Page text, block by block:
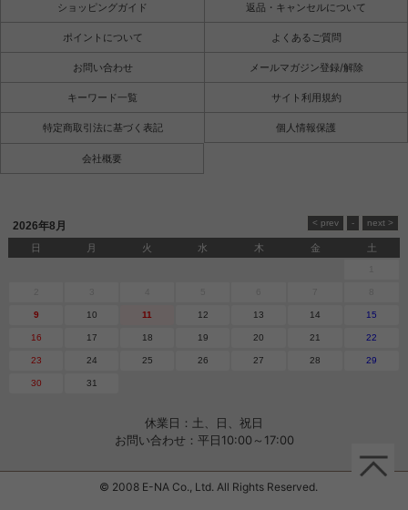
ショッピングガイド 返品・キャンセルについて
ポイントについて よくあるご質問
お問い合わせ メールマガジン登録/解除
キーワード一覧 サイト利用規約
特定商取引法に基づく表記 個人情報保護
会社概要
2026年8月
日 月 火 水 木 金 土
9 10 11 12 13 14 15
16 17 18 19 20 21 22
23 24 25 26 27 28 29
30 31
休業日：土、日、祝日
お問い合わせ：平日10:00～17:00
© 2008 E-NA Co., Ltd. All Rights Reserved.